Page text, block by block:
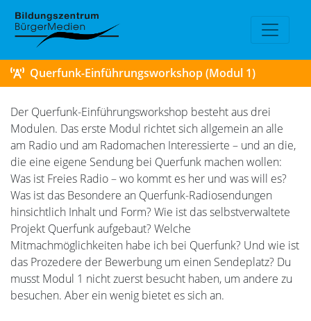
Querfunk-Einführungsworkshop (Modul 1)
Der Querfunk-Einführungsworkshop besteht aus drei
Modulen. Das erste Modul richtet sich allgemein an alle
am Radio und am Radomachen Interessierte – und an die,
die eine eigene Sendung bei Querfunk machen wollen:
Was ist Freies Radio – wo kommt es her und was will es?
Was ist das Besondere an Querfunk-Radiosendungen
hinsichtlich Inhalt und Form? Wie ist das selbstverwaltete
Projekt Querfunk aufgebaut? Welche
Mitmachmöglichkeiten habe ich bei Querfunk? Und wie ist
das Prozedere der Bewerbung um einen Sendeplatz? Du
musst Modul 1 nicht zuerst besucht haben, um andere zu
besuchen. Aber ein wenig bietet es sich an.